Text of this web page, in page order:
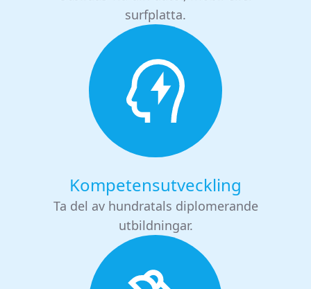
surfplatta.
Kompetensutveckling
Ta del av hundratals diplomerande
utbildningar.